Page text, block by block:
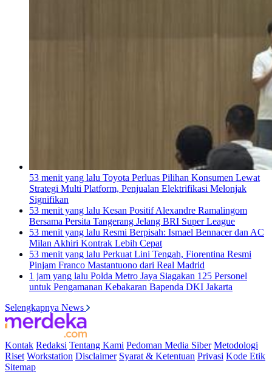
53 menit yang lalu Toyota Perluas Pilihan Konsumen Lewat
Strategi Multi Platform, Penjualan Elektrifikasi Melonjak
Signifikan
53 menit yang lalu Kesan Positif Alexandre Ramalingom
Bersama Persita Tangerang Jelang BRI Super League
53 menit yang lalu Resmi Berpisah: Ismael Bennacer dan AC
Milan Akhiri Kontrak Lebih Cepat
53 menit yang lalu Perkuat Lini Tengah, Fiorentina Resmi
Pinjam Franco Mastantuono dari Real Madrid
1 jam yang lalu Polda Metro Jaya Siagakan 125 Personel
untuk Pengamanan Kebakaran Bapenda DKI Jakarta
Selengkapnya News
Kontak Redaksi Tentang Kami Pedoman Media Siber Metodologi
Riset Workstation Disclaimer Syarat & Ketentuan Privasi Kode Etik
Sitemap